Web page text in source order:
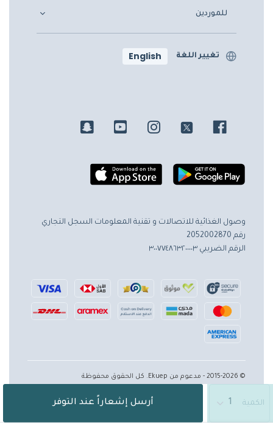
الكمية أرسل إشعاراً عند التوفر
للموردين
تغيير اللغة English
وصول الغذائية للاتصالات و تقنية المعلومات السجل التجاري
رقم 2052002870
الرقم الضريبي ٣٠٠٧٧٤٨٦٣٢٠٠٠٠٣
© 2015-2026 - مدعوم من Ekuep. كل الحقوق محفوظة